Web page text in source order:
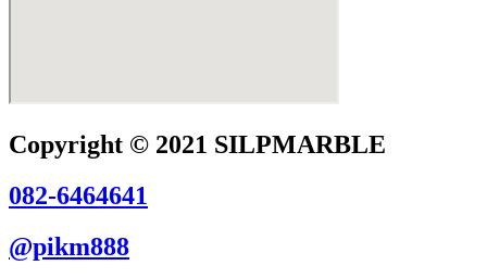
Copyright © 2021 SILPMARBLE
082-6464641
@pikm888